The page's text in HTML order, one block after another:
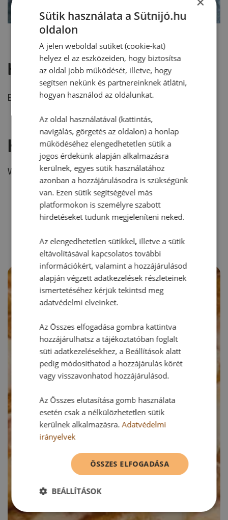
Hozzászólások
Ehhez a recepthez még nem érkezett hozzászólás.
Hozzászólás írása
Vélemény írásához, kérjük,jelentkezz be!
RECEPTAJÁNLÓ
Sütik használata a Sütnijó.hu
oldalon
A jelen weboldal sütiket (cookie-kat)
helyez el az eszközeiden, hogy biztosítsa
az oldal jobb működését, illetve, hogy
segítsen nekünk és partnereinknek átlátni,
hogyan használod az oldalunkat.
Az oldal használatával (kattintás,
navigálás, görgetés az oldalon) a honlap
működéséhez elengedhetetlen sütik a
jogos érdekünk alapján alkalmazásra
kerülnek, egyes sütik használatához
azonban a hozzájárulásodra is szükségünk
van. Ezen sütik segítségével más
platformokon is személyre szabott
hirdetéseket tudunk megjeleníteni neked.
Az elengedhetetlen sütikkel, illetve a sütik
eltávolításával kapcsolatos további
információkért, valamint a hozzájárulásod
alapján végzett adatkezelések részleteinek
ismertetéséhez kérjük tekintsd meg
adatvédelmi elveinket.
Az Összes elfogadása gombra kattintva
hozzájárulhatsz a tájékoztatóban foglalt
süti adatkezelésekhez, a Beállítások alatt
pedig módosíthatod a hozzájárulás körét
vagy visszavonhatod hozzájárulásod.
Az Összes elutasítása gomb használata
esetén csak a nélkülözhetetlen sütik
kerülnek alkalmazásra.Adatvédelmi
irányelvek
ÖSSZES ELFOGADÁSA
BEÁLLÍTÁSOK